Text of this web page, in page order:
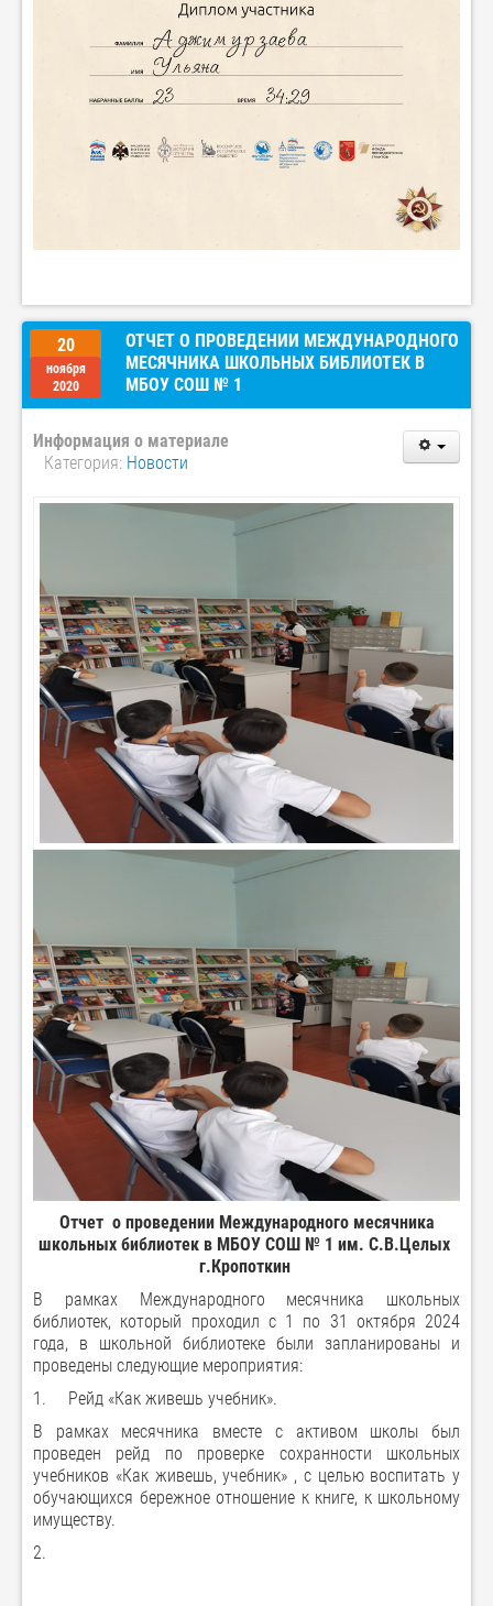
20
ноября
2020
ОТЧЕТ О ПРОВЕДЕНИИ МЕЖДУНАРОДНОГО
МЕСЯЧНИКА ШКОЛЬНЫХ БИБЛИОТЕК В
МБОУ СОШ № 1
Информация о материале
Категория: Новости
Отчет о проведении Международного месячника
школьных библиотек в МБОУ СОШ № 1 им. С.В.Целых
г.Кропоткин
В рамках Международного месячника школьных
библиотек, который проходил с 1 по 31 октября 2024
года, в школьной библиотеке были запланированы и
проведены следующие мероприятия:
1. Рейд «Как живешь учебник».
В рамках месячника вместе с активом школы был
проведен рейд по проверке сохранности школьных
учебников «Как живешь, учебник» , с целью воспитать у
обучающихся бережное отношение к книге, к школьному
имуществу.
2.